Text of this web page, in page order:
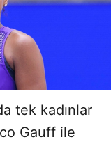
tek kadınlar
Gauff ile